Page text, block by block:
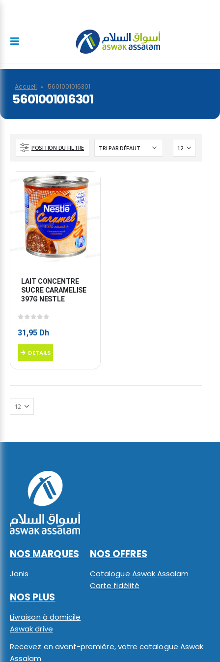
Accueil » 5601001016301
5601001016301
POSITION DU FILTRE
LAIT CONCENTRE
SUCRE CARAMELISE
397G NESTLE
31,95 Dh
DETAILS
NOS MARQUES
Janis
NOS OFFRES
Catalogue Aswak Assalam
Carte fidélité
NOS PLUS
Livraison à domicile
Aswak drive
Recevez en avant-première, votre catalogue Aswak
Assalam